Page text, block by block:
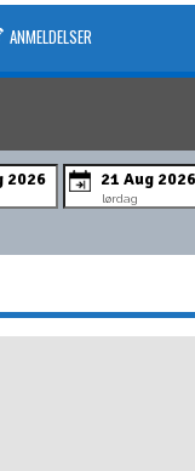
ANMELDELSER
lørdag